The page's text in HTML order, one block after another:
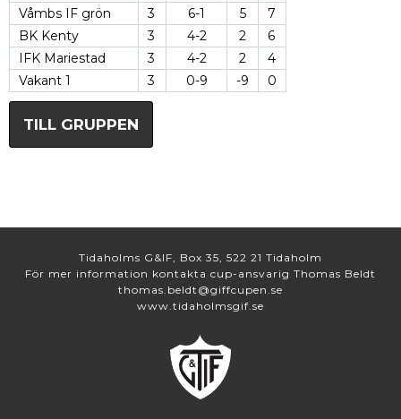
Våmbs IF grön
3 6-1 5
7
BK Kenty
3 4-2 2
6
IFK Mariestad
3 4-2 2
4
Vakant 1
3 0-9 -9 0
TILL GRUPPEN
Tidaholms G&IF, Box 35, 522 21 Tidaholm
För mer information kontakta cup-ansvarig Thomas Beldt
thomas.beldt@giffcupen.se
www.tidaholmsgif.se